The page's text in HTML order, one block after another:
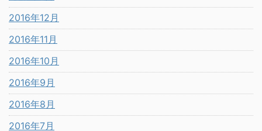
2016年12月
2016年11月
2016年10月
2016年9月
2016年8月
2016年7月